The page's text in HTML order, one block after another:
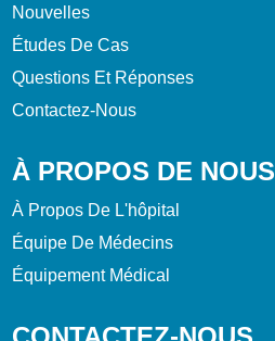
Nouvelles
Études De Cas
Questions Et Réponses
Contactez-Nous
À PROPOS DE NOUS
À Propos De L'hôpital
Équipe De Médecins
Équipement Médical